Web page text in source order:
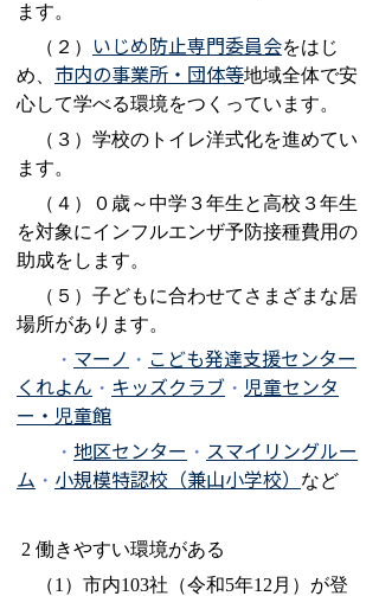
ます。
（２）
いじめ防止専門委員会をはじ
め、 市内の事業所・団体等地域全体で安
心して学べる環境をつくっています。
（３）学校のトイレ洋式化を進めてい
ます。
（４）０歳～中学３年生と高校３年生
を対象にインフルエンザ予防接種費用の
助成をします。
（５）子どもに合わせてさまざまな居
場所があります。
・ マーノ ・ こども発達支援センター
くれよん ・ キッズクラブ ・ 児童センタ
ー・児童館
・ 地区センター ・ スマイリングルー
ム ・ 小規模特認校（兼山小学校） など
2 働きやすい環境がある
（1）市内103社（令和5年12月）が登